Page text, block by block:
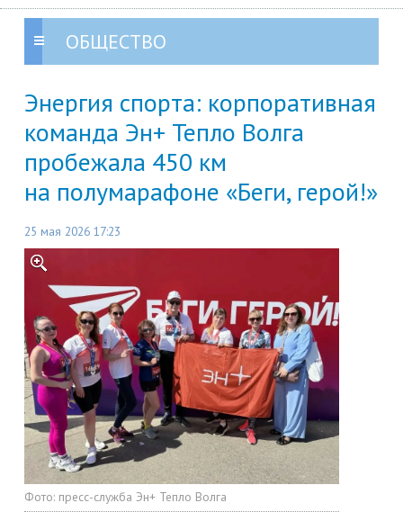
ОБЩЕСТВО
Энергия спорта: корпоративная
команда Эн+ Тепло Волга
пробежала 450 км
на полумарафоне «Беги, герой!»
25 мая 2026 17:23
Фото: пресс-служба Эн+ Тепло Волга